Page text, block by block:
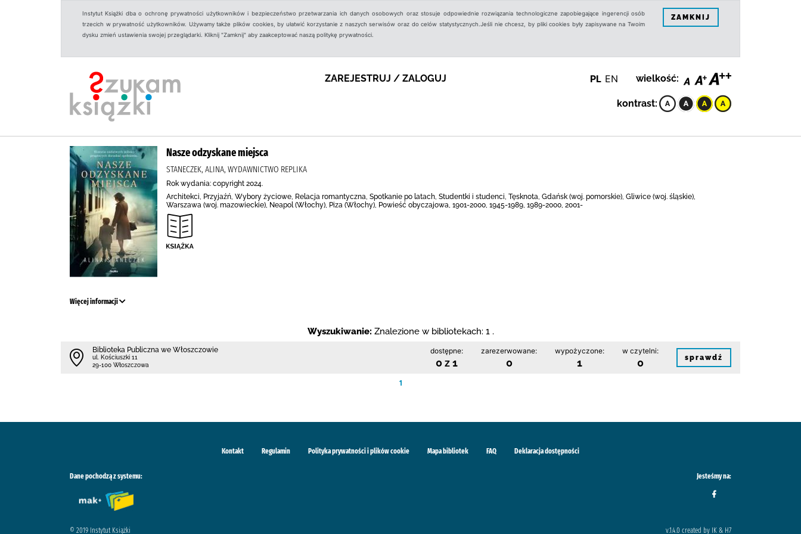
Instytut Książki dba o ochronę prywatności użytkowników i bezpieczeństwo przetwarzania ich danych osobowych oraz stosuje odpowiednie rozwiązania technologiczne zapobiegające ingerencji osób
trzecich w prywatność użytkowników. Używamy także plików cookies, by ułatwić korzystanie z naszych serwisów oraz do celów statystycznych.Jeśli nie chcesz, by pliki cookies były zapisywane na Twoim
dysku zmień ustawienia swojej przeglądarki. Kliknij "Zamknij" aby zaakceptować naszą politykę prywatności.
ZAMKNIJ
ZAREJESTRUJ / ZALOGUJ PL EN wielkość:
kontrast:
Nasze odzyskane miejsca
STANECZEK, ALINA, WYDAWNICTWO REPLIKA
Rok wydania: copyright 2024.
Architekci, Przyjaźń, Wybory życiowe, Relacja romantyczna, Spotkanie po latach, Studentki i studenci, Tęsknota, Gdańsk (woj. pomorskie), Gliwice (woj. śląskie),
Warszawa (woj. mazowieckie), Neapol (Włochy), Piza (Włochy), Powieść obyczajowa, 1901-2000, 1945-1989, 1989-2000, 2001-
Więcej informacji
Wyszukiwanie: Znalezione w bibliotekach: 1 .
Biblioteka Publiczna we Włoszczowie
ul. Kościuszki 11
29-100 Włoszczowa
dostępne:
0 z 1
zarezerwowane:
0
wypożyczone:
1
w czytelni:
0 sprawdź
1
Kontakt Regulamin Polityka prywatności i plików cookie Mapa bibliotek FAQ Deklaracja dostępności
Dane pochodzą z systemu: Jesteśmy na:
© 2019 Instytut Książki v.1.4.0 created by IK & H7